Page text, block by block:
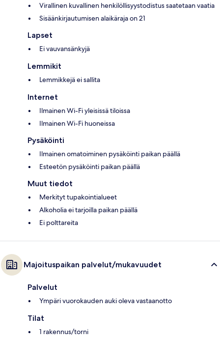
Virallinen kuvallinen henkilöllisyystodistus saatetaan vaatia
Sisäänkirjautumisen alaikäraja on 21
Lapset
Ei vauvansänkyjä
Lemmikit
Lemmikkejä ei sallita
Internet
Ilmainen Wi-Fi yleisissä tiloissa
Ilmainen Wi-Fi huoneissa
Pysäköinti
Ilmainen omatoiminen pysäköinti paikan päällä
Esteetön pysäköinti paikan päällä
Muut tiedot
Merkityt tupakointialueet
Alkoholia ei tarjoilla paikan päällä
Ei polttareita
Majoituspaikan palvelut/mukavuudet
Palvelut
Ympäri vuorokauden auki oleva vastaanotto
Tilat
1 rakennus/torni